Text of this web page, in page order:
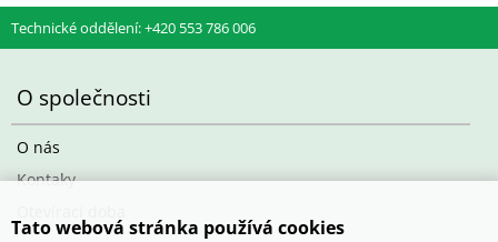
Technické oddělení: +420 553 786 006
O společnosti
O nás
Kontaky
Tato webová stránka používá cookies